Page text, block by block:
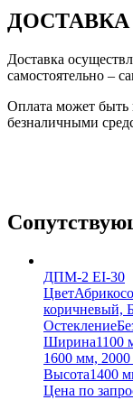
Доставка
самостоятельно –
Оплата может быть
безналичными
ДПМ-2 EI-30
Цвет
коричневый,
Остекление
Ширина1100
1600 мм,
Высота1400
Цена по